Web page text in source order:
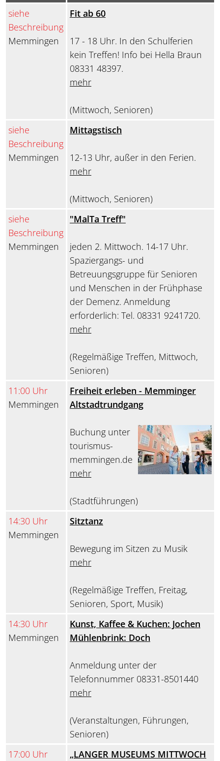
siehe
Beschreibung
Memmingen
Fit ab 60
17 - 18 Uhr. In den Schulferien
kein Treffen! Info bei Hella Braun
08331 48397.
mehr
(Mittwoch, Senioren)
siehe
Beschreibung
Memmingen
Mittagstisch
12-13 Uhr, außer in den Ferien.
mehr
(Mittwoch, Senioren)
siehe
Beschreibung
Memmingen
"MalTa Treff"
jeden 2. Mittwoch. 14-17 Uhr.
Spaziergangs- und
Betreuungsgruppe für Senioren
und Menschen in der Frühphase
der Demenz. Anmeldung
erforderlich: Tel. 08331 9241720.
mehr
(Regelmäßige Treffen, Mittwoch,
Senioren)
11:00 Uhr
Memmingen
Freiheit erleben - Memminger
Altstadtrundgang
Buchung unter
tourismus-
memmingen.de
mehr
(Stadtführungen)
14:30 Uhr
Memmingen
Sitztanz
Bewegung im Sitzen zu Musik
mehr
(Regelmäßige Treffen, Freitag,
Senioren, Sport, Musik)
14:30 Uhr
Memmingen
Kunst, Kaffee & Kuchen: Jochen
Mühlenbrink: Doch
Anmeldung unter der
Telefonnummer 08331-8501440
mehr
(Veranstaltungen, Führungen,
Senioren)
17:00 Uhr
„LANGER MUSEUMS MITTWOCH